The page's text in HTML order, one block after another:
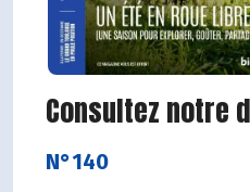
Consultez notre
N°140